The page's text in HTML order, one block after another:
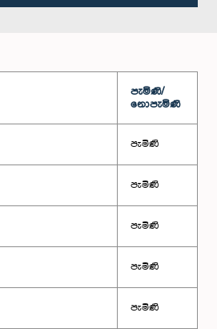
පැමිණි/
නොපැමිණි
පැමිණි
පැමිණි
පැමිණි
පැමිණි
පැමිණි